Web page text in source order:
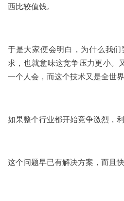
西比较值钱。
于是大家便会明白，为什么我
求，也就意味这竞争压力更小。
一个人会，而这个技术又是全世
如果整个行业都开始竞争激烈，
这个问题早已有解决方案，而且